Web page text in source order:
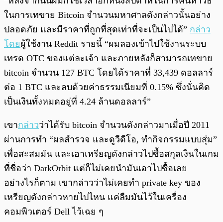
ในการเทขาย Bitcoin จำนวนมหาศาลดังกล่าวนั้นอย่าง
ปลอดภัย และมีราคาที่ถูกที่สุดเท่าที่จะเป็นไปได้” กล่าว
โดยผู้ใช้งาน Reddit รายนี้ “ผมลองเข้าไปใช้งานระบบ
เทรด OTC ของแต่ละเจ้า และภายหลังก็สามารถเทขาย
bitcoin จำนวน 127 BTC โดยได้ราคาที่ 33,439 ดอลลาร์
ต่อ 1 BTC และลบด้วยค่าธรรมเนียมที่ 0.15% ซึ่งนั่นคิด
เป็นเงินทั้งหมดอยู่ที่ 4.24 ล้านดอลลาร์”
เขากล่าวว่าได้รับ bitcoin จำนวนดังกล่าวมาเมื่อปี 2011
ผ่านการทำ “ผลสำรวจ และดูวีดีโอ, ทำกิจกรรมแบบสุ่ม”
เพื่อสะสมมัน และเอาเหรียญดังกล่าวไปซื้อสกุลเงินในเกม
ที่ชื่อว่า DarkOrbit แต่ก็ไม่เคยนำมันเอาไปซื้อเลย
อย่างไรก็ตาม เขากล่าวว่าไม่เคยทำ private key ของ
เหรียญดังกล่าวหายไปไหน แค่ลืมมันไว้ในเครื่อง
คอมพิวเตอร์ Dell ไว้เฉย ๆ